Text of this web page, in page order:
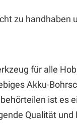
zu handhaben
für alle
Akku-
ist es
Qualität und